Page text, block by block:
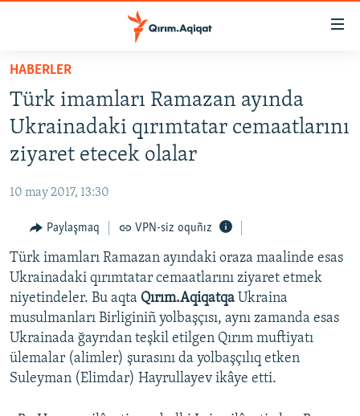
Esas
qaytmaq
Baş
navigatsiyağa
qaytmaq
Qıdıruvğa
qaytmaq
HABERLER
SİYASET
İQTİSADİYAT
MEDENİYET
İNSAN AQLARI
VİDEO
SÜRET
BLOGLAR
FİKİR
Русский
HABERLER
Türk imamları Ramazan ayında
Ukrainadaki qırımtatar cemaatlarını
ziyaret etecek olalar
10 may 2017, 13:30
Paylaşmaq VPN-siz oquñız
Türk imamları Ramazan ayındaki oraza maalinde esas
Ukrainadaki qırımtatar cemaatlarını ziyaret etmek
niyetindeler. Bu aqta Qırım.Aqiqatqa Ukraina
musulmanları Birliginiñ yolbaşçısı, aynı zamanda esas
Ukrainada ğayrıdan teşkil etilgen Qırım muftiyatı
ülemalar (alimler) şurasını da yolbaşçılıq etken
Suleyman (Elimdar) Hayrullayev ikâye etti.